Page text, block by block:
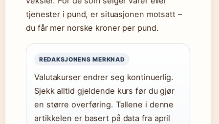
tjenester i pund, er situasjonen motsatt –
du får mer norske kroner per pund.
REDAKSJONENS MERKNAD
Valutakurser endrer seg kontinuerlig.
Sjekk alltid gjeldende kurs før du gjør
en større overføring. Tallene i denne
artikkelen er basert på data fra april